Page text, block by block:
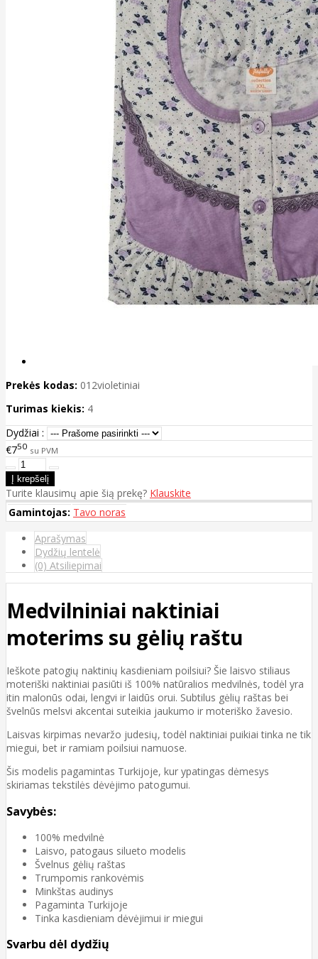
Prekės kodas: 012violetiniai
Turimas kiekis: 4
Dydžiai :
€750 su PVM
Turite klausimų apie šią prekę? Klauskite
Gamintojas: Tavo noras
Aprašymas
Dydžių lentelė
(0) Atsiliepimai
Medvilniniai naktiniai
moterims su gėlių raštu
Ieškote patogių naktinių kasdieniam poilsiui? Šie laisvo stiliaus
moteriški naktiniai pasiūti iš 100% natūralios medvilnės, todėl yra
itin malonūs odai, lengvi ir laidūs orui. Subtilus gėlių raštas bei
švelnūs melsvi akcentai suteikia jaukumo ir moteriško žavesio.
Laisvas kirpimas nevaržo judesių, todėl naktiniai puikiai tinka ne tik
miegui, bet ir ramiam poilsiui namuose.
Šis modelis pagamintas Turkijoje, kur ypatingas dėmesys
skiriamas tekstilės dėvėjimo patogumui.
Savybės:
100% medvilnė
Laisvo, patogaus silueto modelis
Švelnus gėlių raštas
Trumpomis rankovėmis
Minkštas audinys
Pagaminta Turkijoje
Tinka kasdieniam dėvėjimui ir miegui
Svarbu dėl dydžių